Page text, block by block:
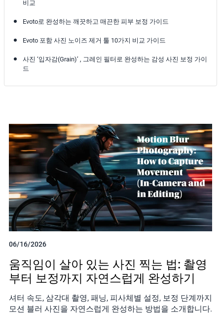
비교
Evoto로 완성하는 깨끗하고 매끈한 피부 보정 가이드
Evoto 포함 사진 노이즈 제거 툴 10가지 비교 가이드
사진 ‘입자감(Grain)’ , 그레인 필터로 완성하는 감성 사진 보정 가이
드
06/16/2026
움직임이 살아 있는 사진 찍는 법: 촬영
부터 보정까지 자연스럽게 완성하기
셔터 속도, 삼각대 촬영, 패닝, 피사체별 설정, 보정 단계까지
모션 블러 사진을 자연스럽게 완성하는 방법을 소개합니다.